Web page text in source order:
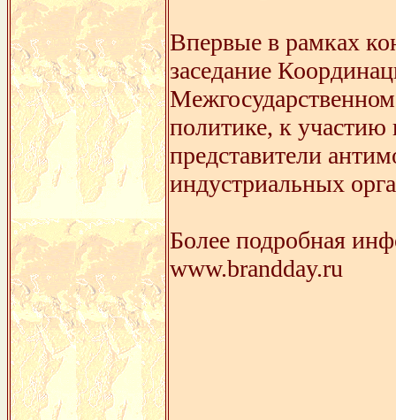
Впервые в рамках
заседание
политике, к
представители
индустриальных
Более подробная
www.brandday.ru